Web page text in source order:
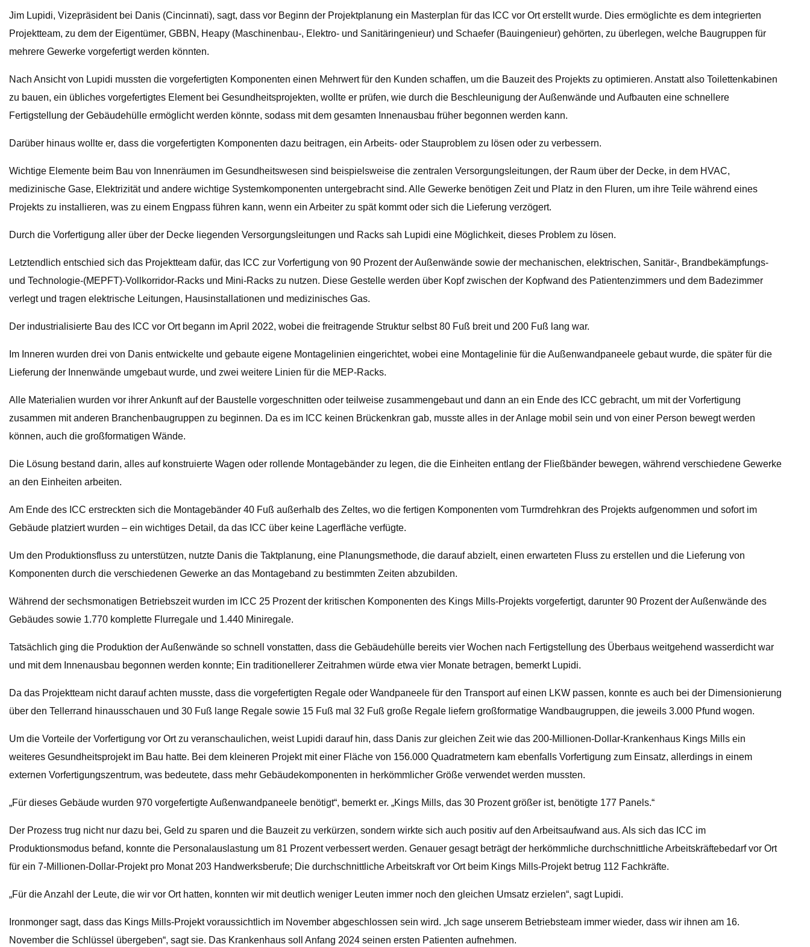
Jim Lupidi, Vizepräsident bei Danis (Cincinnati), sagt, dass vor Beginn der Projektplanung ein Masterplan für das ICC vor Ort erstellt wurde. Dies ermöglichte es dem integrierten
Projektteam, zu dem der Eigentümer, GBBN, Heapy (Maschinenbau-, Elektro- und Sanitäringenieur) und Schaefer (Bauingenieur) gehörten, zu überlegen, welche Baugruppen für
mehrere Gewerke vorgefertigt werden könnten.
Nach Ansicht von Lupidi mussten die vorgefertigten Komponenten einen Mehrwert für den Kunden schaffen, um die Bauzeit des Projekts zu optimieren. Anstatt also Toilettenkabinen
zu bauen, ein übliches vorgefertigtes Element bei Gesundheitsprojekten, wollte er prüfen, wie durch die Beschleunigung der Außenwände und Aufbauten eine schnellere
Fertigstellung der Gebäudehülle ermöglicht werden könnte, sodass mit dem gesamten Innenausbau früher begonnen werden kann.
Darüber hinaus wollte er, dass die vorgefertigten Komponenten dazu beitragen, ein Arbeits- oder Stauproblem zu lösen oder zu verbessern.
Wichtige Elemente beim Bau von Innenräumen im Gesundheitswesen sind beispielsweise die zentralen Versorgungsleitungen, der Raum über der Decke, in dem HVAC,
medizinische Gase, Elektrizität und andere wichtige Systemkomponenten untergebracht sind. Alle Gewerke benötigen Zeit und Platz in den Fluren, um ihre Teile während eines
Projekts zu installieren, was zu einem Engpass führen kann, wenn ein Arbeiter zu spät kommt oder sich die Lieferung verzögert.
Durch die Vorfertigung aller über der Decke liegenden Versorgungsleitungen und Racks sah Lupidi eine Möglichkeit, dieses Problem zu lösen.
Letztendlich entschied sich das Projektteam dafür, das ICC zur Vorfertigung von 90 Prozent der Außenwände sowie der mechanischen, elektrischen, Sanitär-, Brandbekämpfungs-
und Technologie-(MEPFT)-Vollkorridor-Racks und Mini-Racks zu nutzen. Diese Gestelle werden über Kopf zwischen der Kopfwand des Patientenzimmers und dem Badezimmer
verlegt und tragen elektrische Leitungen, Hausinstallationen und medizinisches Gas.
Der industrialisierte Bau des ICC vor Ort begann im April 2022, wobei die freitragende Struktur selbst 80 Fuß breit und 200 Fuß lang war.
Im Inneren wurden drei von Danis entwickelte und gebaute eigene Montagelinien eingerichtet, wobei eine Montagelinie für die Außenwandpaneele gebaut wurde, die später für die
Lieferung der Innenwände umgebaut wurde, und zwei weitere Linien für die MEP-Racks.
Alle Materialien wurden vor ihrer Ankunft auf der Baustelle vorgeschnitten oder teilweise zusammengebaut und dann an ein Ende des ICC gebracht, um mit der Vorfertigung
zusammen mit anderen Branchenbaugruppen zu beginnen. Da es im ICC keinen Brückenkran gab, musste alles in der Anlage mobil sein und von einer Person bewegt werden
können, auch die großformatigen Wände.
Die Lösung bestand darin, alles auf konstruierte Wagen oder rollende Montagebänder zu legen, die die Einheiten entlang der Fließbänder bewegen, während verschiedene Gewerke
an den Einheiten arbeiten.
Am Ende des ICC erstreckten sich die Montagebänder 40 Fuß außerhalb des Zeltes, wo die fertigen Komponenten vom Turmdrehkran des Projekts aufgenommen und sofort im
Gebäude platziert wurden – ein wichtiges Detail, da das ICC über keine Lagerfläche verfügte.
Um den Produktionsfluss zu unterstützen, nutzte Danis die Taktplanung, eine Planungsmethode, die darauf abzielt, einen erwarteten Fluss zu erstellen und die Lieferung von
Komponenten durch die verschiedenen Gewerke an das Montageband zu bestimmten Zeiten abzubilden.
Während der sechsmonatigen Betriebszeit wurden im ICC 25 Prozent der kritischen Komponenten des Kings Mills-Projekts vorgefertigt, darunter 90 Prozent der Außenwände des
Gebäudes sowie 1.770 komplette Flurregale und 1.440 Miniregale.
Tatsächlich ging die Produktion der Außenwände so schnell vonstatten, dass die Gebäudehülle bereits vier Wochen nach Fertigstellung des Überbaus weitgehend wasserdicht war
und mit dem Innenausbau begonnen werden konnte; Ein traditionellerer Zeitrahmen würde etwa vier Monate betragen, bemerkt Lupidi.
Da das Projektteam nicht darauf achten musste, dass die vorgefertigten Regale oder Wandpaneele für den Transport auf einen LKW passen, konnte es auch bei der Dimensionierung
über den Tellerrand hinausschauen und 30 Fuß lange Regale sowie 15 Fuß mal 32 Fuß große Regale liefern großformatige Wandbaugruppen, die jeweils 3.000 Pfund wogen.
Um die Vorteile der Vorfertigung vor Ort zu veranschaulichen, weist Lupidi darauf hin, dass Danis zur gleichen Zeit wie das 200-Millionen-Dollar-Krankenhaus Kings Mills ein
weiteres Gesundheitsprojekt im Bau hatte. Bei dem kleineren Projekt mit einer Fläche von 156.000 Quadratmetern kam ebenfalls Vorfertigung zum Einsatz, allerdings in einem
externen Vorfertigungszentrum, was bedeutete, dass mehr Gebäudekomponenten in herkömmlicher Größe verwendet werden mussten.
„Für dieses Gebäude wurden 970 vorgefertigte Außenwandpaneele benötigt“, bemerkt er. „Kings Mills, das 30 Prozent größer ist, benötigte 177 Panels.“
Der Prozess trug nicht nur dazu bei, Geld zu sparen und die Bauzeit zu verkürzen, sondern wirkte sich auch positiv auf den Arbeitsaufwand aus. Als sich das ICC im
Produktionsmodus befand, konnte die Personalauslastung um 81 Prozent verbessert werden. Genauer gesagt beträgt der herkömmliche durchschnittliche Arbeitskräftebedarf vor Ort
für ein 7-Millionen-Dollar-Projekt pro Monat 203 Handwerksberufe; Die durchschnittliche Arbeitskraft vor Ort beim Kings Mills-Projekt betrug 112 Fachkräfte.
„Für die Anzahl der Leute, die wir vor Ort hatten, konnten wir mit deutlich weniger Leuten immer noch den gleichen Umsatz erzielen“, sagt Lupidi.
Ironmonger sagt, dass das Kings Mills-Projekt voraussichtlich im November abgeschlossen sein wird. „Ich sage unserem Betriebsteam immer wieder, dass wir ihnen am 16.
November die Schlüssel übergeben“, sagt sie. Das Krankenhaus soll Anfang 2024 seinen ersten Patienten aufnehmen.